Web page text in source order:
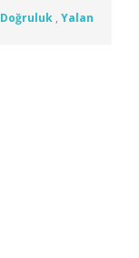
Doğruluk , Yalan